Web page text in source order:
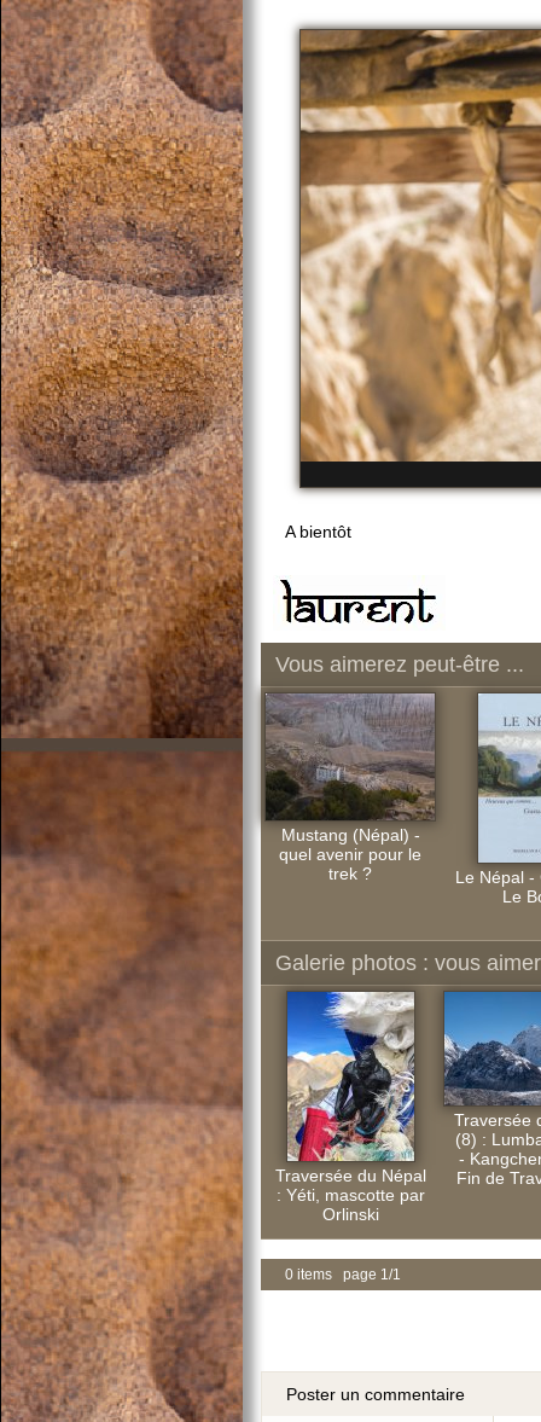
A bientôt
Vous aimerez peut-être ...
Mustang (Népal) -
quel avenir pour le
trek ?
Le Népal -
Le
Galerie photos : vous
Traversée du Népal
: Yéti, mascotte par
Orlinski
Traversée
(8) :
-
Fin de
0 items page 1/1
Poster un commentaire